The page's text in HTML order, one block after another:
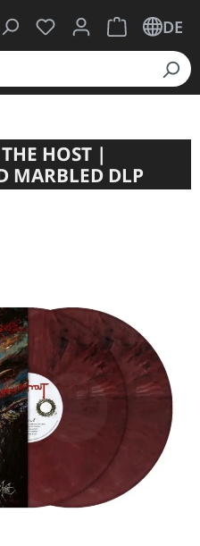
Du hast 0 Produkte
Warenkorb
DE
HOST |
MARBLED DLP